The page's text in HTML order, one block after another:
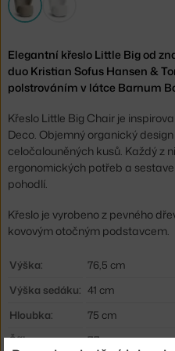
Elegantní křeslo Little Big od
duo Kristian Sofus Hansen &
polstrováním v látce Barnum
Křeslo Little Big Chair je
Deco. Objemný organický
celočalouněných kusů. Každý z
ergonomických potřeb a
pohodlí.
Křeslo je vyrobeno z pevného
kovovým otočným podstavcem.
Výška:
76,5 cm
Výška sedáku: 41 cm
Hloubka:
75 cm
Šířka:
77 cm